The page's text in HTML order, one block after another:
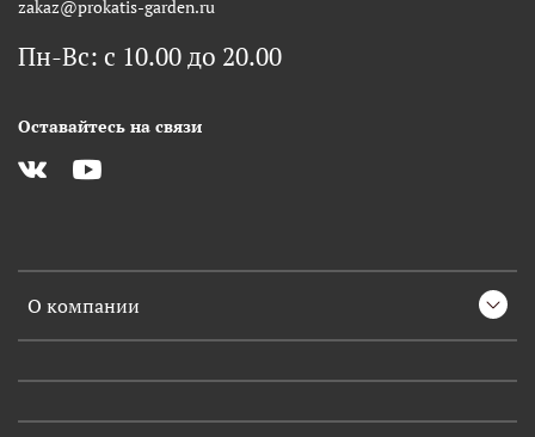
О компании
zakaz@prokatis-garden.ru
Пн-Вс: с 10.00 до 20.00
Оставайтесь на связи